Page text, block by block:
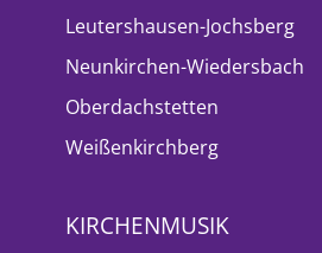
Leutershausen-Jochsberg
Neunkirchen-Wiedersbach
Oberdachstetten
Weißenkirchberg
KIRCHENMUSIK